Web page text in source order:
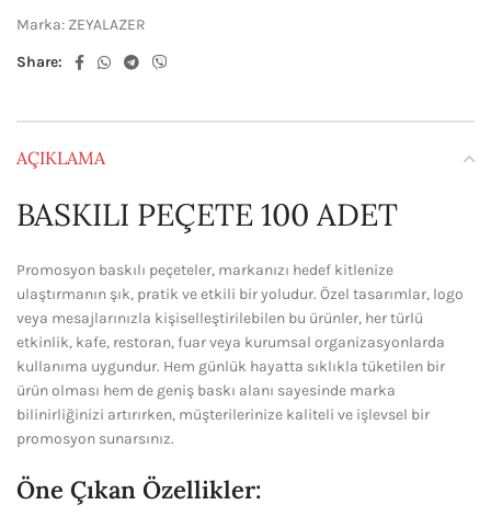
Marka: ZEYALAZER
Share:
AÇIKLAMA
BASKILI PEÇETE 100 ADET
Promosyon baskılı peçeteler, markanızı hedef kitlenize
ulaştırmanın şık, pratik ve etkili bir yoludur. Özel tasarımlar, logo
veya mesajlarınızla kişiselleştirilebilen bu ürünler, her türlü
etkinlik, kafe, restoran, fuar veya kurumsal organizasyonlarda
kullanıma uygundur. Hem günlük hayatta sıklıkla tüketilen bir
ürün olması hem de geniş baskı alanı sayesinde marka
bilinirliğinizi artırırken, müşterilerinize kaliteli ve işlevsel bir
promosyon sunarsınız.
Öne Çıkan Özellikler: